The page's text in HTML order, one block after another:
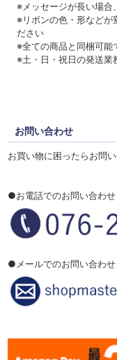
※メッセージが長い場合
※リボンの色・形などが
ださい
※全ての商品と同梱可能
※土・日・祝日の発送業
お問い合わせ
お買い物に困ったらお問
●お電話でのお問い合わせ
●メールでのお問い合わせ